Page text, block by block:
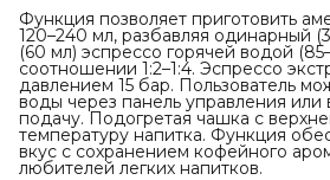
Функция позволяет приготовить
120–240 мл, разбавляя одинарный
(60 мл) эспрессо горячей водой
соотношении 1:2–1:4. Эспрессо
давлением 15 бар. Пользователь
воды через панель управления или
подачу. Подогретая чашка с
температуру напитка. Функция
вкус с сохранением кофейного
любителей легких напитков.